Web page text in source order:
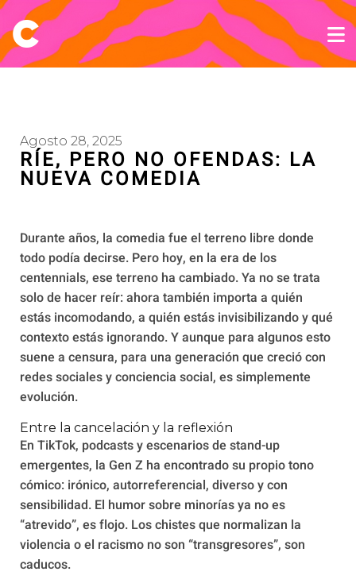
Agosto 28, 2025
RÍE, PERO NO OFENDAS: LA
NUEVA COMEDIA
Durante años, la comedia fue el terreno libre donde
todo podía decirse. Pero hoy, en la era de los
centennials, ese terreno ha cambiado. Ya no se trata
solo de hacer reír: ahora también importa a quién
estás incomodando, a quién estás invisibilizando y qué
contexto estás ignorando. Y aunque para algunos esto
suene a censura, para una generación que creció con
redes sociales y conciencia social, es simplemente
evolución.
Entre la cancelación y la reflexión
En TikTok, podcasts y escenarios de stand-up
emergentes, la Gen Z ha encontrado su propio tono
cómico: irónico, autorreferencial, diverso y con
sensibilidad. El humor sobre minorías ya no es
“atrevido”, es flojo. Los chistes que normalizan la
violencia o el racismo no son “transgresores”, son
caducos.